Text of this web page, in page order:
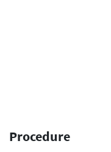
Procedure